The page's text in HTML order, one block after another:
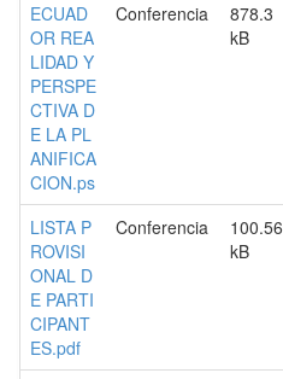
ECUAD
OR REA
LIDAD Y
PERSPE
CTIVA D
E LA PL
ANIFICA
CION.ps
Conferencia
878.3
kB
LISTA P
ROVISI
ONAL D
E PARTI
CIPANT
ES.pdf
Conferencia
100.56
kB